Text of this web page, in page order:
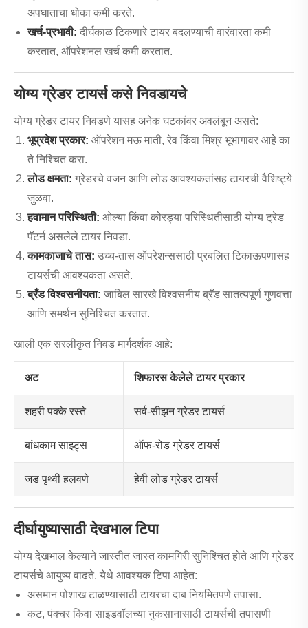
अपघाताचा धोका कमी करते.
खर्च-प्रभावी: दीर्घकाळ टिकणारे टायर बदलण्याची वारंवारता कमी
करतात, ऑपरेशनल खर्च कमी करतात.
योग्य ग्रेडर टायर्स कसे निवडायचे
योग्य ग्रेडर टायर निवडणे यासह अनेक घटकांवर अवलंबून असते:
भूप्रदेश प्रकार: ऑपरेशन मऊ माती, रेव किंवा मिश्र भूभागावर आहे का
ते निश्चित करा.
लोड क्षमता: ग्रेडरचे वजन आणि लोड आवश्यकतांसह टायरची वैशिष्ट्ये
जुळवा.
हवामान परिस्थिती: ओल्या किंवा कोरड्या परिस्थितीसाठी योग्य ट्रेड
पॅटर्न असलेले टायर निवडा.
कामकाजाचे तास: उच्च-तास ऑपरेशन्ससाठी प्रबलित टिकाऊपणासह
टायर्सची आवश्यकता असते.
ब्रँड विश्वसनीयता: जाबिल सारखे विश्वसनीय ब्रँड सातत्यपूर्ण गुणवत्ता
आणि समर्थन सुनिश्चित करतात.
खाली एक सरलीकृत निवड मार्गदर्शक आहे:
अट शिफारस केलेले टायर प्रकार
शहरी पक्के रस्ते सर्व-सीझन ग्रेडर टायर्स
बांधकाम साइट्स ऑफ-रोड ग्रेडर टायर्स
जड पृथ्वी हलवणे हेवी लोड ग्रेडर टायर्स
दीर्घायुष्यासाठी देखभाल टिपा
योग्य देखभाल केल्याने जास्तीत जास्त कामगिरी सुनिश्चित होते आणि ग्रेडर
टायर्सचे आयुष्य वाढते. येथे आवश्यक टिपा आहेत:
असमान पोशाख टाळण्यासाठी टायरचा दाब नियमितपणे तपासा.
कट, पंक्चर किंवा साइडवॉलच्या नुकसानासाठी टायर्सची तपासणी